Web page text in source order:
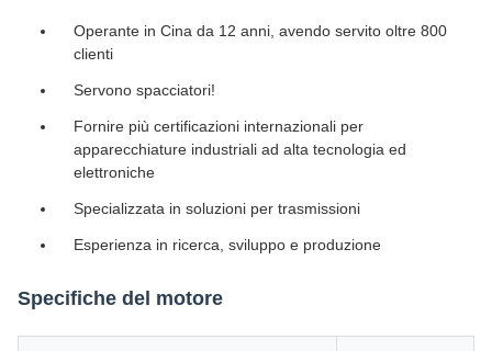
Operante in Cina da 12 anni, avendo servito oltre 800
clienti
Servono spacciatori!
Fornire più certificazioni internazionali per
apparecchiature industriali ad alta tecnologia ed
elettroniche
Specializzata in soluzioni per trasmissioni
Esperienza in ricerca, sviluppo e produzione
Specifiche del motore